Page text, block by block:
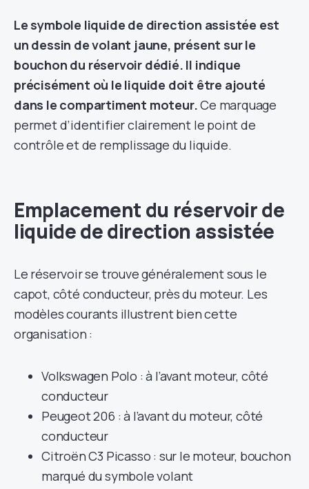
Le symbole liquide de direction assistée est
un dessin de volant jaune, présent sur le
bouchon du réservoir dédié. Il indique
précisément où le liquide doit être ajouté
dans le compartiment moteur.Ce marquage
permet d’identifier clairement le point de
contrôle et de remplissage du liquide.
Emplacement du réservoir de
liquide de direction assistée
Le réservoir se trouve généralement sous le
capot, côté conducteur, près du moteur. Les
modèles courants illustrent bien cette
organisation :
Volkswagen Polo : à l’avant moteur, côté
conducteur
Peugeot 206 : à l’avant du moteur, côté
conducteur
Citroën C3 Picasso : sur le moteur, bouchon
marqué du symbole volant